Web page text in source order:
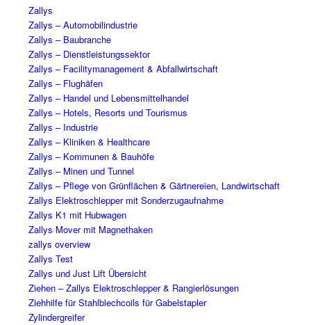
Zallys
Zallys – Automobilindustrie
Zallys – Baubranche
Zallys – Dienstleistungssektor
Zallys – Facilitymanagement & Abfallwirtschaft
Zallys – Flughäfen
Zallys – Handel und Lebensmittelhandel
Zallys – Hotels, Resorts und Tourismus
Zallys – Industrie
Zallys – Kliniken & Healthcare
Zallys – Kommunen & Bauhöfe
Zallys – Minen und Tunnel
Zallys – Pflege von Grünflächen & Gärtnereien, Landwirtschaft
Zallys Elektroschlepper mit Sonderzugaufnahme
Zallys K1 mit Hubwagen
Zallys Mover mit Magnethaken
zallys overview
Zallys Test
Zallys und Just Lift Übersicht
Ziehen – Zallys Elektroschlepper & Rangierlösungen
Ziehhilfe für Stahlblechcoils für Gabelstapler
Zylindergreifer